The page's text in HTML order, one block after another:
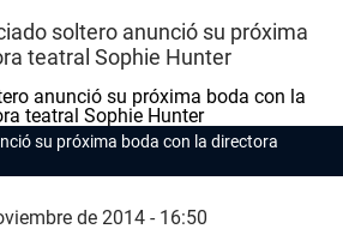
soltero anunció su próxima
teatral Sophie Hunter
su próxima boda con la directora
de 2014 - 16:50